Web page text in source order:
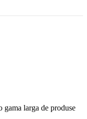
gama larga de produse